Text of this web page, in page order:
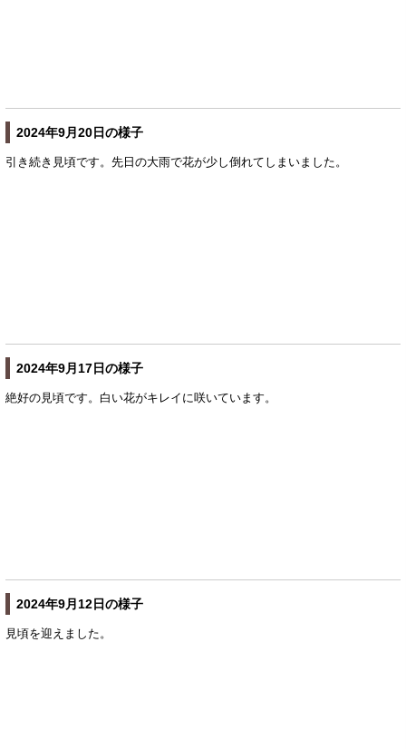
2024年9月20日の様子
引き続き見頃です。先日の大雨で花が少し倒れてしまいました。
2024年9月17日の様子
絶好の見頃です。白い花がキレイに咲いています。
2024年9月12日の様子
見頃を迎えました。